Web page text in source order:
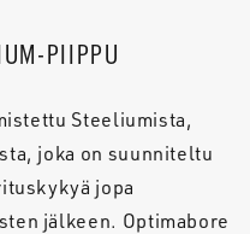
PIIPPU
Steeliumista,
joka on suunniteltu
jopa
jälkeen. Optimabore